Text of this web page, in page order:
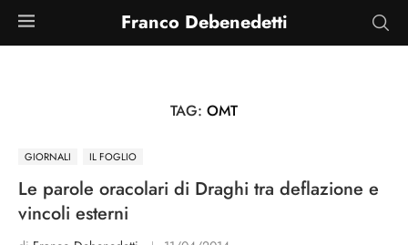
Franco Debenedetti
TAG: OMT
GIORNALI IL FOGLIO
Le parole oracolari di Draghi tra deflazione e
vincoli esterni